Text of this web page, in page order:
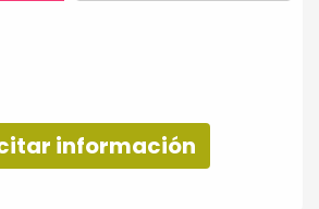
información